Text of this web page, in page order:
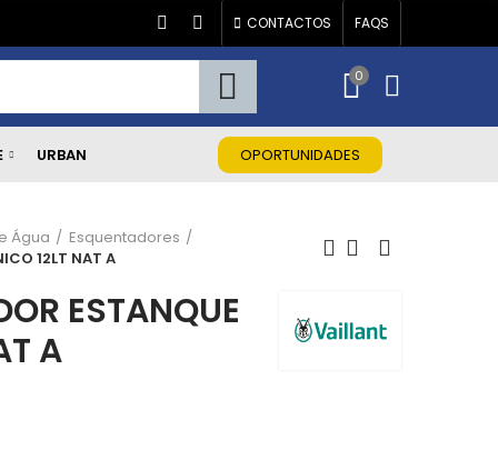
CONTACTOS FAQS
0
URBAN OPORTUNIDADES
Água
Esquentadores
12LT NAT A
ESTANQUE
A